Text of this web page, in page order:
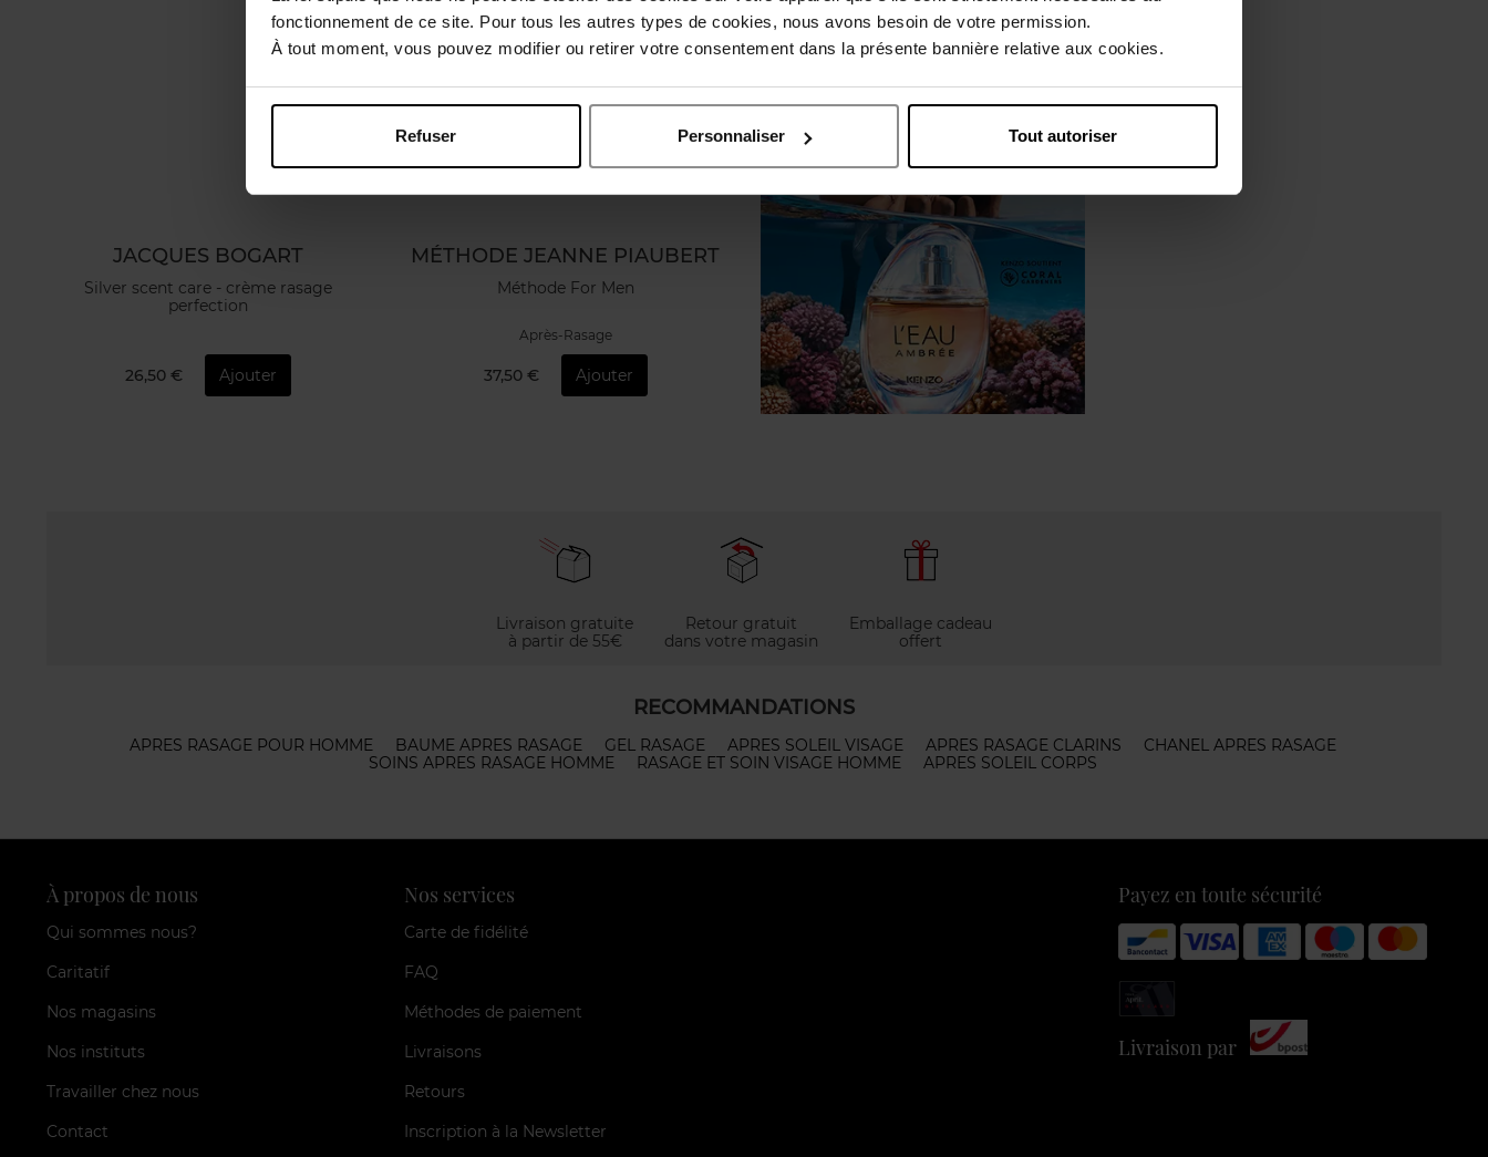
fonctionnement de ce site. Pour tous les autres types de cookies, nous avons besoin de votre permission.
À tout moment, vous pouvez modifier ou retirer votre consentement dans la présente bannière relative aux cookies.
Refuser Personnaliser Tout autoriser
JACQUES BOGART
Silver scent care - crème rasage
perfection
26,50 € Ajouter
MÉTHODE JEANNE PIAUBERT
Méthode For Men
Après-Rasage
37,50 € Ajouter
Livraison gratuite
à partir de 55€
Retour gratuit
dans votre magasin
Emballage cadeau
offert
RECOMMANDATIONS
APRES RASAGE POUR HOMME BAUME APRES RASAGE GEL RASAGE APRES SOLEIL VISAGE APRES RASAGE CLARINS
CHANEL APRES RASAGE
SOINS APRES RASAGE HOMME
RASAGE ET SOIN VISAGE HOMME APRES SOLEIL CORPS
À propos de nous
Qui sommes nous?
Caritatif
Nos magasins
Nos instituts
Travailler chez nous
Contact
Nos services
Carte de fidélité
FAQ
Méthodes de paiement
Livraisons
Retours
Inscription à la Newsletter
Payez en toute sécurité
Livraison par